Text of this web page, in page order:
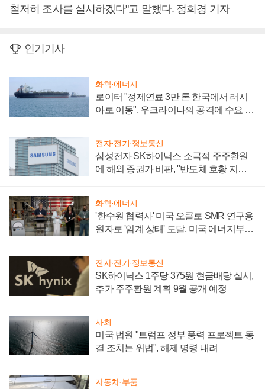
철저히 조사를 실시하겠다"고 말했다. 정희경 기자
인기기사
화학·에너지
로이터 "정제연료 3만 톤 한국에서 러시
아로 이동", 우크라이나의 공격에 수요 늘
전자·전기·정보통신
삼성전자 SK하이닉스 소극적 주주환원
에 해외 증권가 비판, "반도체 호황 지속
화학·에너지
'한수원 협력사' 미국 오클로 SMR 연구용
원자로 '임계 상태' 도달, 미국 에너지부
전자·전기·정보통신
SK하이닉스 1주당 375원 현금배당 실시,
추가 주주환원 계획 9월 공개 예정
사회
미국 법원 "트럼프 정부 풍력 프로젝트 동
결 조치는 위법", 해제 명령 내려
자동차·부품